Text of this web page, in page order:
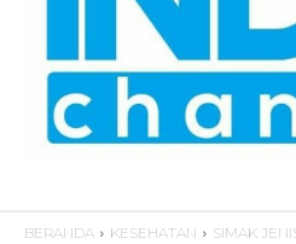
BERANDA KESEHATAN
SIMAK